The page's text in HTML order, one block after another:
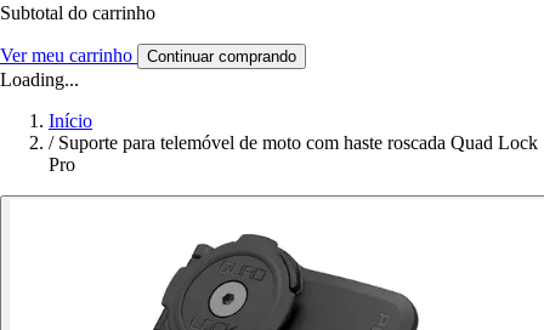
Subtotal do carrinho
Ver meu carrinho Continuar comprando
Loading...
Início
/ Suporte para telemóvel de moto com haste roscada Quad Lock
Pro